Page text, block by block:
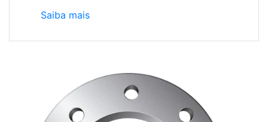
Saiba mais